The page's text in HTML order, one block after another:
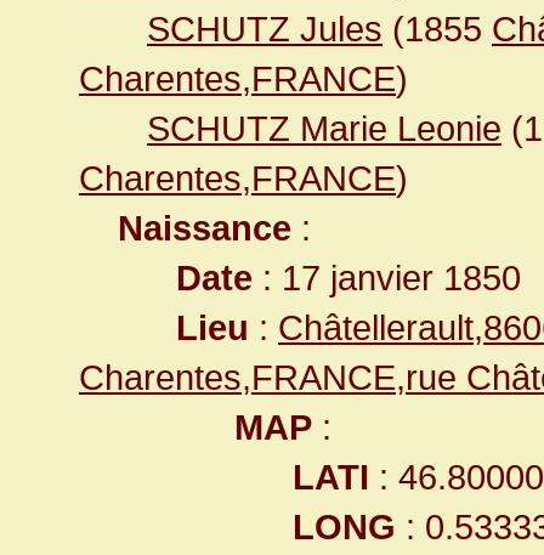
SCHUTZ Jules (1855
Charentes,FRANCE)
SCHUTZ Marie Leonie
Charentes,FRANCE)
Naissance :
Date : 17 janvier 1850
Lieu :
Charentes,FRANCE,rue
MAP :
LATI :
LONG :